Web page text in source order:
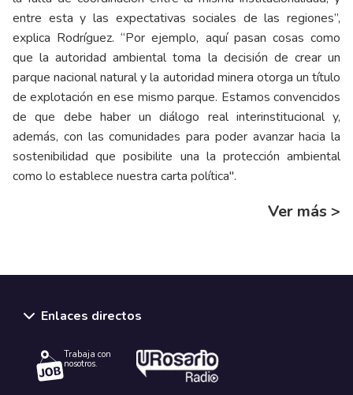
entre esta y las expectativas sociales de las regiones”,
explica Rodríguez. “Por ejemplo, aquí pasan cosas como
que la autoridad ambiental toma la decisión de crear un
parque nacional natural y la autoridad minera otorga un título
de explotación en ese mismo parque. Estamos convencidos
de que debe haber un diálogo real interinstitucional y,
además, con las comunidades para poder avanzar hacia la
sostenibilidad que posibilite una la protección ambiental
como lo establece nuestra carta política".
Ver más >
Enlaces directos
Trabaja con
nosotros.